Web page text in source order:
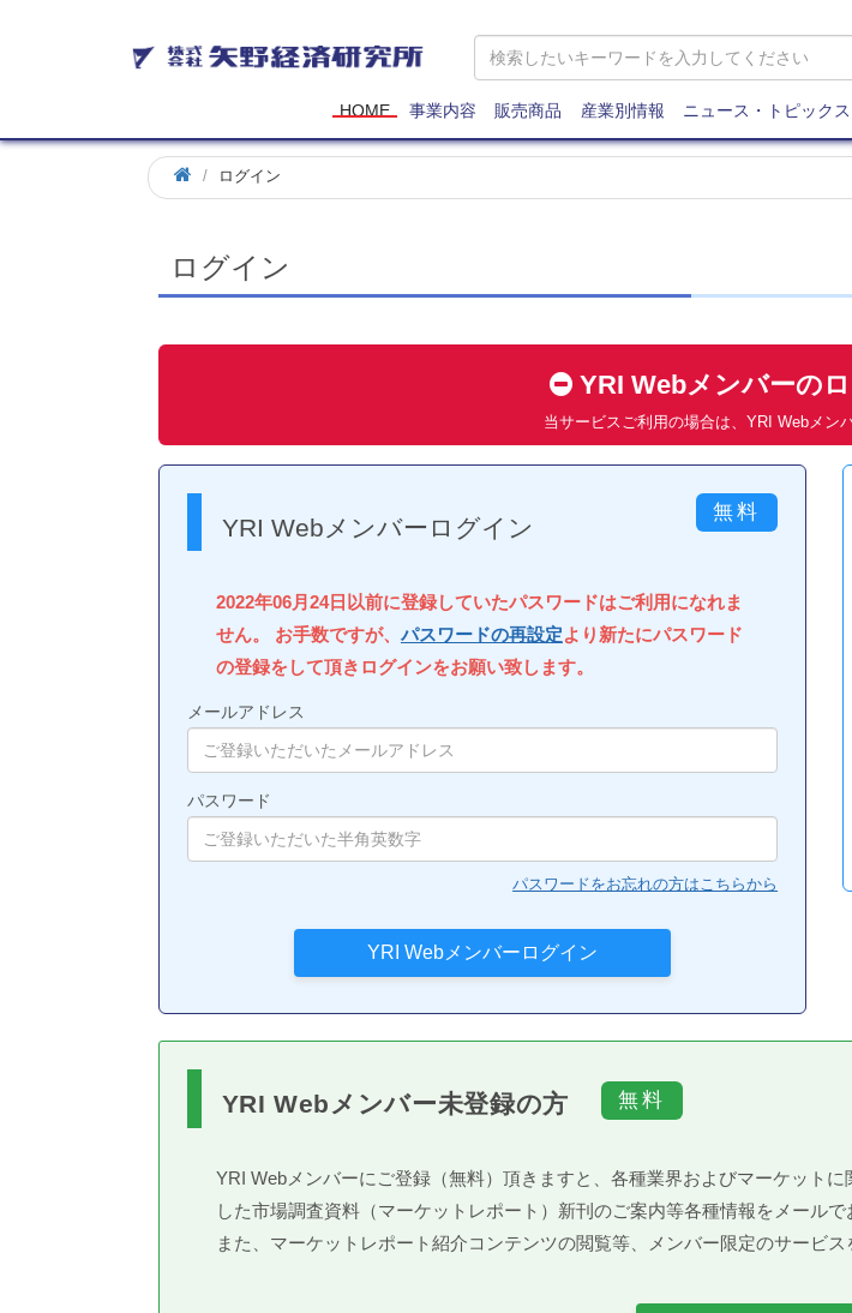
矢
野
研
究
所
HOME 事業内容 販売商品 産業別情報 ニュース・トピックス
ログイン
ログイン
YRI Webメンバーの
当サービスご利用の場合は、YRI Webメン
YRI Webメンバーログイン
2022年06月24日以前に登録していたパスワードはご利用になれま
せん。 お手数ですが、 パスワードの再設定より新たにパスワード
の登録をして頂きログインをお願い致します。
メールアドレス
パスワード
パスワードをお忘れの方はこちらから
YRI Webメンバー未登録の方
YRI Webメンバーにご登録（無料）頂きますと、各種業界およびマーケット
した市場調査資料（マーケットレポート）新刊のご案内等各種情報をメールで
また、マーケットレポート紹介コンテンツの閲覧等、メンバー限定のサービス